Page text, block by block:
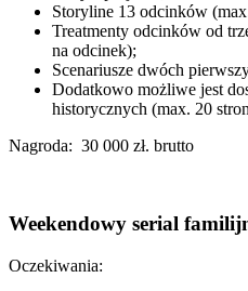
Storyline 13 odcinków
Treatmenty odcinków od
na odcinek);
Scenariusze dwóch
Dodatkowo możliwe jest
historycznych (max. 20
Nagroda: 30 000 zł. brutto
Weekendowy serial
Oczekiwania: